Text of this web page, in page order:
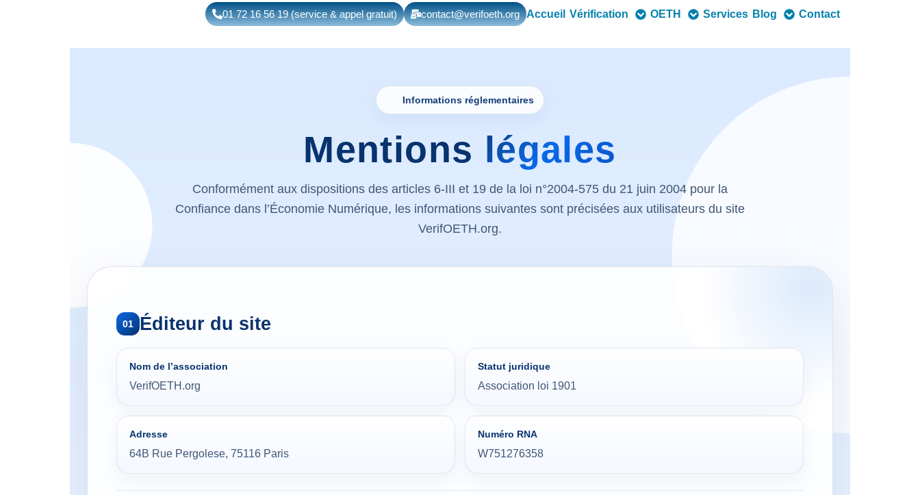
01 72 16 56 19 (service & appel gratuit) contact@verifoeth.org Accueil Vérification OETH Services Blog Contact
Informations réglementaires
Mentions légales
Conformément aux dispositions des articles 6-III et 19 de la loi n°2004-575 du 21 juin 2004 pour la
Confiance dans l’Économie Numérique, les informations suivantes sont précisées aux utilisateurs du site
VerifOETH.org.
01 Éditeur du site
Nom de l’association
VerifOETH.org
Statut juridique
Association loi 1901
Adresse
64B Rue Pergolese, 75116 Paris
Numéro RNA
W751276358